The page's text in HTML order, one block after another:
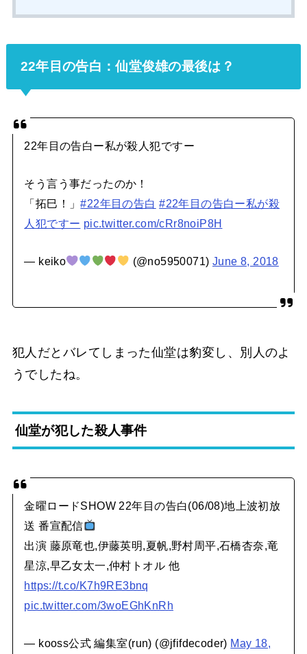
22年目の告白：仙堂俊雄の最後は？
22年目の告白ー私が殺人犯ですー
そう言う事だったのか！
「拓巳！」#22年目の告白 #22年目の告白ー私が殺
人犯ですー pic.twitter.com/cRr8noiP8H
— keiko (@no5950071) June 8, 2018
犯人だとバレてしまった仙堂は豹変し、別人のよ
うでしたね。
仙堂が犯した殺人事件
金曜ロードSHOW 22年目の告白(06/08)地上波初放
送 番宣配信
出演 藤原竜也,伊藤英明,夏帆,野村周平,石橋杏奈,竜
星涼,早乙女太一,仲村トオル 他
https://t.co/K7h9RE3bnq
pic.twitter.com/3woEGhKnRh
— kooss公式 編集室(run) (@jfifdecoder) May 18,